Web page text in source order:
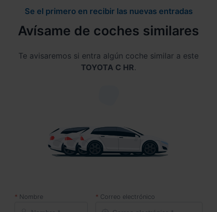
Se el primero en recibir las nuevas entradas
Avísame de coches similares
Te avisaremos si entra algún coche similar a este
TOYOTA C HR.
Nombre Correo electrónico